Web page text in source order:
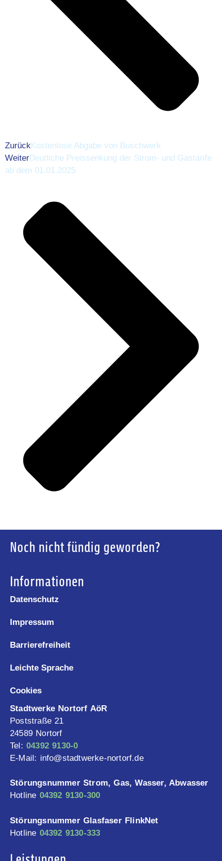
ZurückKostenlose Abgabe von Buschwerk
WeiterDeutliche Preissenkung der Strom- und Gastarife
ab dem 01.01.2025
Noch nicht fündig geworden?
Informationen
Datenschutz
Impressum
Barrierefreiheit
Leichte Sprache
Cookies
Stadtwerke Nortorf AöR
Poststraße 21
24589 Nortorf
Tel: 04392 9130-0
E-Mail: info@stadtwerke-nortorf.de
Störungsnummer Strom, Gas, Wasser, Abwasser
Hotline 04392 9130-300
Störungsnummer Glasfaser FlinkNet
Hotline 04392 9130-333